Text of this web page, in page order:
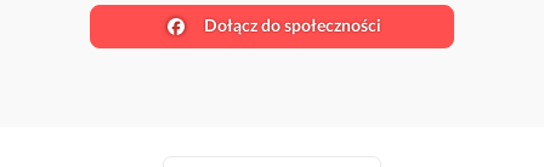
Dołącz do społeczności